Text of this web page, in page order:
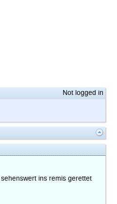
Not logged in
ins remis gerettet